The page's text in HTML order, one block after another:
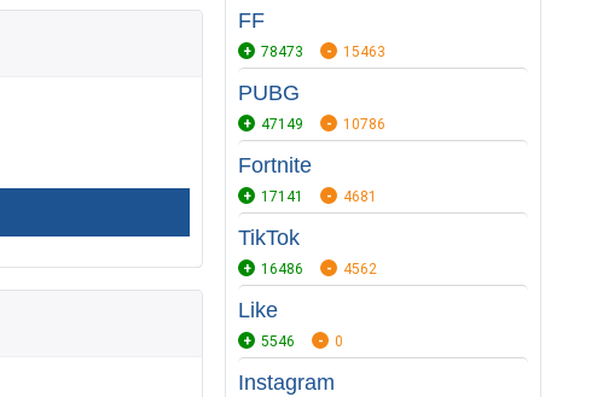
FF
78473 15463
PUBG
47149 10786
Fortnite
17141 4681
TikTok
16486 4562
Like
5546 0
Instagram